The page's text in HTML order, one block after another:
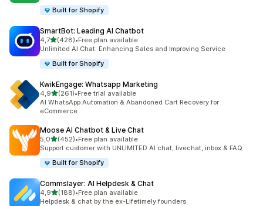
Built for Shopify
SmartBot: Leading AI Chatbot
4,7de 5 estrelas
(428)
428 total de avaliações
•Free plan available
Unlimited AI Chat: Enhancing Sales and Improving Service
Built for Shopify
KwikEngage: Whatsapp Marketing
4,9de 5 estrelas
(261)
261 total de avaliações
•Free trial available
AI WhatsApp Automation & Abandoned Cart Recovery for
eCommerce
Moose AI Chatbot & Live Chat
5,0de 5 estrelas
(452)
452 total de avaliações
•Free plan available
Support customer with UNLIMITED AI chat, livechat, inbox & FAQ
Built for Shopify
Commslayer: AI Helpdesk & Chat
4,9de 5 estrelas
(188)
188 total de avaliações
•Free plan available
Helpdesk & chat by the ex-Lifetimely founders